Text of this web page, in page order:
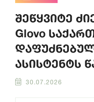
შეწყვიტე
Glovo
ასისტენტს
30.07.2026